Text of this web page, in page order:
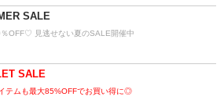
SALE
OFF♡ 見逃せない夏のSALE開催中
SALE
テムも最大85%OFFでお買い得に◎